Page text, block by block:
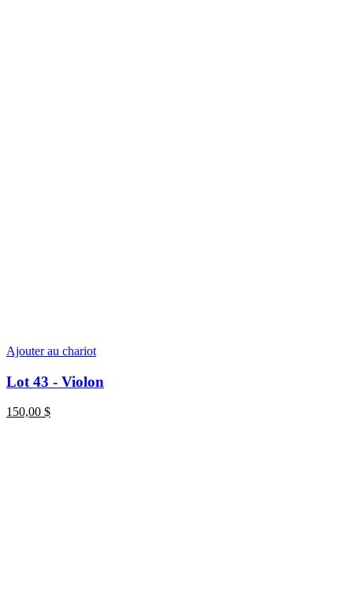
Ajouter au chariot
Lot 43 - Violon
150,00 $